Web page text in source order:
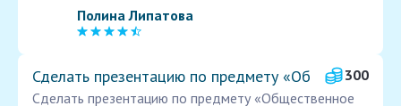
Полина Липатова
Сделать презентацию по предмету «Об
300
Сделать презентацию по предмету «Общественное